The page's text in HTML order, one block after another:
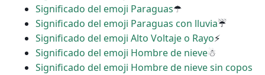
Significado del emoji Paraguas☂
Significado del emoji Paraguas con lluvia☔
Significado del emoji Alto Voltaje o Rayo⚡
Significado del emoji Hombre de nieve☃
Significado del emoji Hombre de nieve sin copos